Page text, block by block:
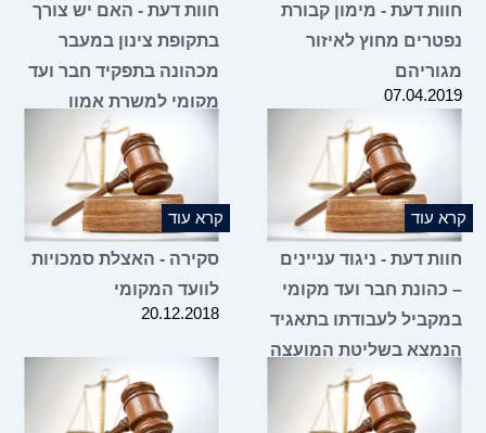
דעת - מימון קבורת
מחוץ לאיזור
חוות דעת - האם יש צורך
בתקופת צינון במעבר
מכהונה בתפקיד חבר ועד
מקומי למשרת אמון
במועצה האזורית?
עוד
דעת - ניגוד עניינים
חבר ועד מקומי
לעבודתו בתאגיד
בשליטת המועצה
קרא עוד
סקירה - האצלת סמכויות
לוועד המקומי
20.12.2018